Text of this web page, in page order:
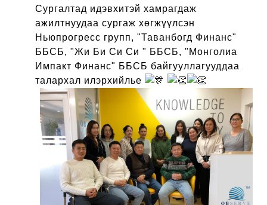
Сургалтад идэвхитэй хамрагдаж
ажилтнуудаа сургаж хөгжүүлсэн
Ньюпрогресс групп, "Таванбогд Финанс"
ББСБ, "Жи Би Си Си " ББСБ, "Монголиа
Импакт Финанс" ББСБ байгууллагууддаа
талархал илэрхийлье